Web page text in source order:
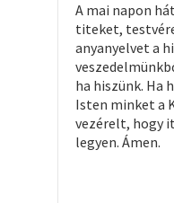
A mai napon
titeket,
anyanyelvet a
ha hiszünk. Ha
Isten minket a
vezérelt, hogy
legyen. Ámen.